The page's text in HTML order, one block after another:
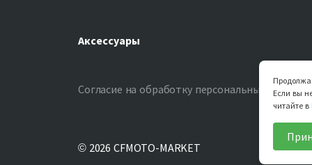
Аксессуары
Согласие на обработку персональных данных
© 2026 CFMOTO-MARKET
Если вы
читайте в